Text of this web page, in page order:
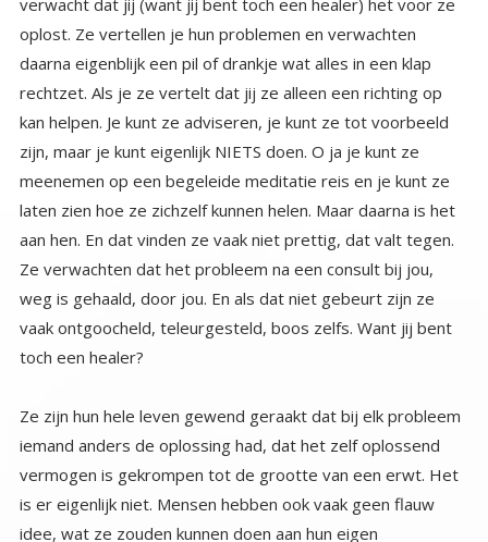
toch een healer?
Ze zijn hun hele leven gewend geraakt dat bij elk probleem
iemand anders de oplossing had, dat het zelf oplossend
vermogen is gekrompen tot de grootte van een erwt. Het
is er eigenlijk niet. Mensen hebben ook vaak geen flauw
idee, wat ze zouden kunnen doen aan hun eigen
(gecreëerd) probleem. Hun aandoening of last die ze
hebben. De meest voorkomende reactie die mensen
hebben op een aandoening of probleem is of negeren of
naar een dokter (of alternatief genezer) rennen die een
instant pil heeft klaarliggen. Negeren betekent vaak
vluchten in gedrag waardoor het euvel ‘uit het zicht’ is.
Vluchten in werk, gamen, verslavingen of… vul maar in. Het
probleem wordt dan genegeerd tot de ziel het zo moe is
dat hij iets ontwikkelt waar je niet meer voor kunt
wegvluchten. Iets wat zichtbaar is, of erg voelbaar, of iets
wat je zo emotioneel maakt dat je niet langer in staat bent